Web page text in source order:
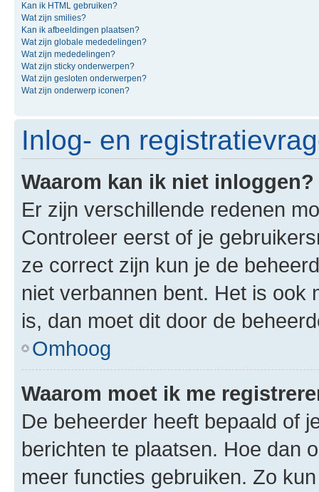
Kan ik HTML gebruiken?
Wat zijn smilies?
Kan ik afbeeldingen plaatsen?
Wat zijn globale mededelingen?
Wat zijn mededelingen?
Wat zijn sticky onderwerpen?
Wat zijn gesloten onderwerpen?
Wat zijn onderwerp iconen?
Inlog- en
Waarom kan ik niet inloggen?
Er zijn verschillende redenen
Controleer eerst of je
ze correct zijn kun je de
niet verbannen bent. Het is ook
is, dan moet dit door de
Omhoog
Waarom moet ik me
De beheerder heeft bepaald of
berichten te plaatsen. Hoe dan
meer functies gebruiken. Zo